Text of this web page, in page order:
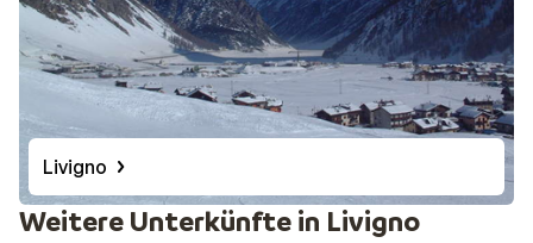
Livigno
Weitere Unterkünfte in Livigno